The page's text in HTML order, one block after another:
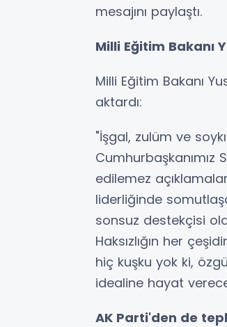
mesajını paylaştı.
Milli Eğitim Bakanı
Milli Eğitim Bakanı
aktardı:
"İşgal, zulüm ve
Cumhurbaşkanımız
edilemez
liderliğinde
sonsuz destekçisi
Haksızlığın her
hiç kuşku yok ki,
idealine hayat
AK Parti'den de